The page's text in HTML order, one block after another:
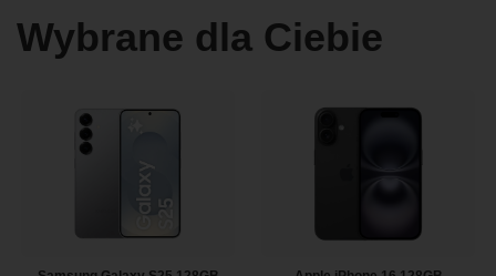
Wybrane dla Ciebie